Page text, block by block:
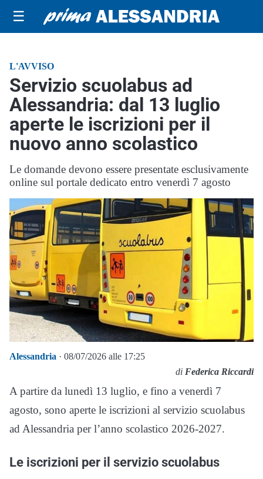
☰
L'AVVISO
Servizio scuolabus ad
Alessandria: dal 13 luglio
aperte le iscrizioni per il
nuovo anno scolastico
Le domande devono essere presentate esclusivamente
online sul portale dedicato entro venerdì 7 agosto
Alessandria · 08/07/2026 alle 17:25
di Federica Riccardi
A partire da lunedì 13 luglio, e fino a venerdì 7
agosto, sono aperte le iscrizioni al servizio scuolabus
ad Alessandria per l’anno scolastico 2026-2027.
Le iscrizioni per il servizio scuolabus